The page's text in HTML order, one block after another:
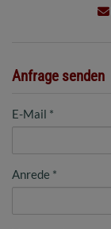
Anfrage senden
E-Mail
Anrede